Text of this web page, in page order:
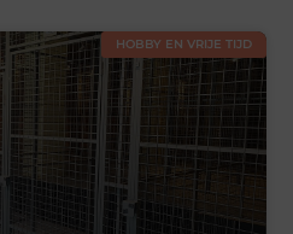
HOBBY EN VRIJE TIJD